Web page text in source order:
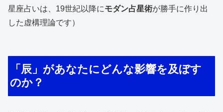
星座占いは、19世紀以降にモダン占星術が勝手に作り出
した虚構理論です）
「辰」があなたにどんな影響を及ぼす
のか？